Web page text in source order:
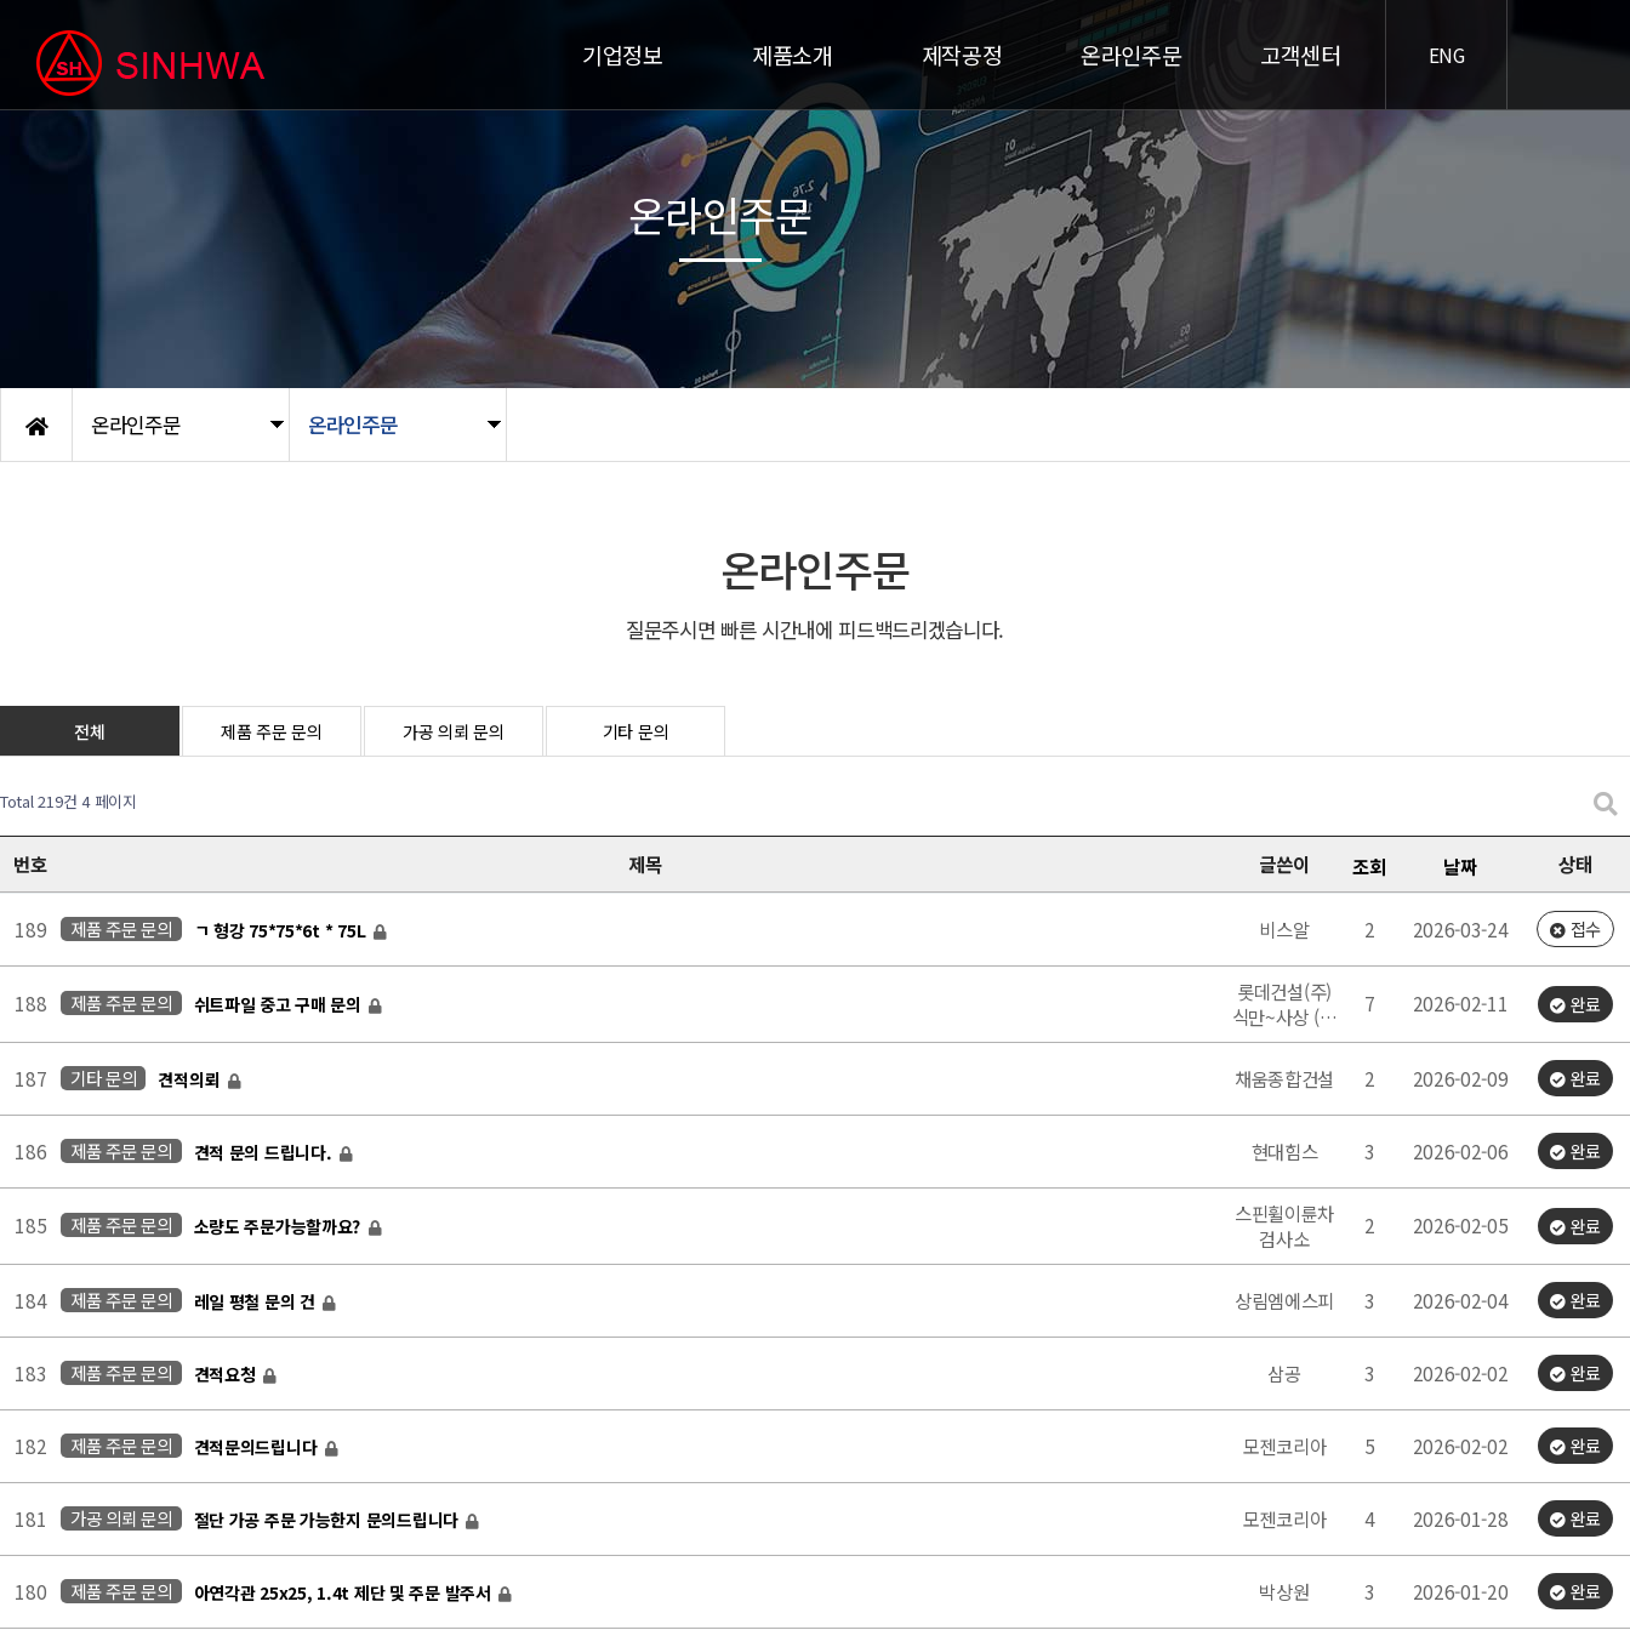
기업정보 제품소개 제작공정 온라인주문 고객센터 ENG
온라인주문 온라인주문
온라인주문
온라인주문
질문주시면 빠른 시간내에 피드백드리겠습니다.
전체 제품 주문 문의 가공 의뢰 문의 기타 문의
Total 219건 4 페이지
번호 제목 글쓴이 조회 날짜 상태
189 제품 주문 문의 ㄱ 형강 75*75*6t * 75L 비스알 2 2026-03-24 접수
188 제품 주문 문의 쉬트파일 중고 구매 문의
롯데건설(주)
식만~사상 (…
7 2026-02-11 완료
187 기타 문의 견적의뢰 채움종합건설 2 2026-02-09 완료
186 제품 주문 문의 견적 문의 드립니다. 현대힘스 3 2026-02-06 완료
185 제품 주문 문의 소량도 주문가능할까요?
스핀휠이륜차
검사소
2 2026-02-05 완료
184 제품 주문 문의 레일 평철 문의 건 상림엠에스피 3 2026-02-04 완료
183 제품 주문 문의 견적요청 삼공 3 2026-02-02 완료
182 제품 주문 문의 견적문의드립니다 모젠코리아 5 2026-02-02 완료
181 가공 의뢰 문의 절단 가공 주문 가능한지 문의드립니다 모젠코리아 4 2026-01-28 완료
180 제품 주문 문의 아연각관 25x25, 1.4t 제단 및 주문 발주서 박상원 3 2026-01-20 완료